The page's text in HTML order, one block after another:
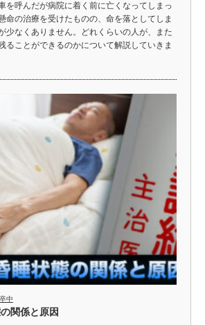
を呼んだが病院に着く前に亡くなってしまっ
命の治療を受けたものの、命を落としてしま
少なくありません。どれくらいの人が、また
ることができるのかについて解説していきま
中
関係と原因